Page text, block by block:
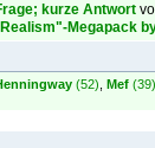
kurze Antwort
Megapack
(52) ,Mef (39)